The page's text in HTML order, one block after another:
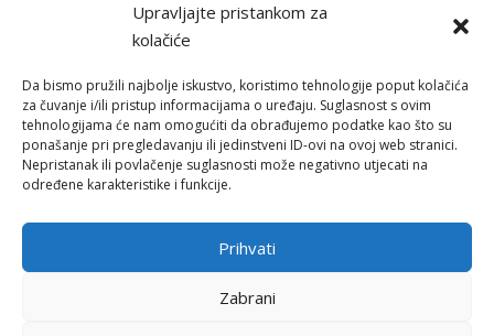
Upravljajte pristankom za
kolačiće
Da bismo pružili najbolje iskustvo, koristimo tehnologije poput kolačića
za čuvanje i/ili pristup informacijama o uređaju. Suglasnost s ovim
tehnologijama će nam omogućiti da obrađujemo podatke kao što su
ponašanje pri pregledavanju ili jedinstveni ID-ovi na ovoj web stranici.
Nepristanak ili povlačenje suglasnosti može negativno utjecati na
određene karakteristike i funkcije.
Prihvati
Zabrani
Jadranko +385 91 501 4218

info@vinopedia.hr
© 2023, Vinopedia, sva prava sadržana / Web by
Negactive